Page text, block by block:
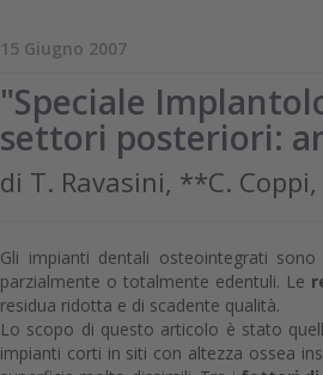
15 Giugno 2007
"Speciale
settori posteriori:
di T. Ravasini, **C.
Gli impianti dentali osteointegrati
parzialmente o totalmente edentuli. Le
residua ridotta e di scadente qualità.
Lo scopo di questo articolo è stato
impianti corti in siti con altezza ossea